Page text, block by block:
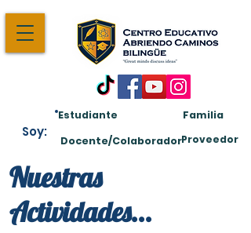
Estudiante
Docente/Colaborador
Familia
Proveedor
Soy:
Nuestras
Actividades...